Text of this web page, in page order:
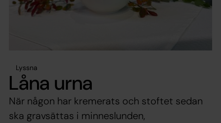
Lyssna
Låna urna
När någon har kremerats och stoftet sedan
ska gravsättas i minneslunden,